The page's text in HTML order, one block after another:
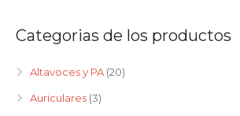
Categorias de los productos
Altavoces y PA (20)
Auriculares (3)